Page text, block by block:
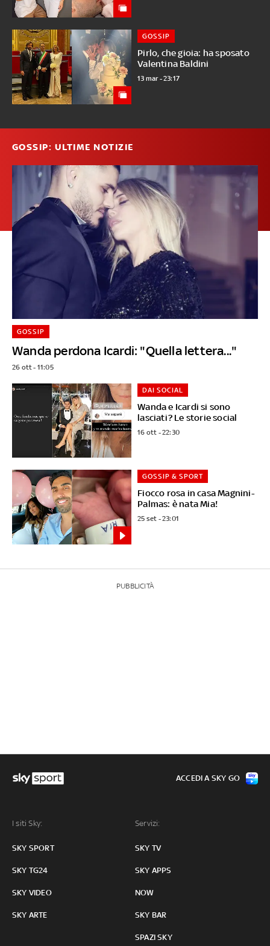
Pirlo, che gioia: ha sposato
Valentina Baldini
GOSSIP
13 mar - 23:17
GOSSIP: ULTIME NOTIZIE
Wanda perdona Icardi: "Quella lettera..."
GOSSIP
26 ott - 11:05
Wanda e Icardi si sono
lasciati? Le storie social
DAI SOCIAL
16 ott - 22:30
Fiocco rosa in casa Magnini-
Palmas: è nata Mia!
GOSSIP & SPORT
25 set - 23:01
PUBBLICITÀ
I siti Sky:
SKY SPORT
SKY TG24
SKY VIDEO
SKY ARTE
Servizi:
SKY TV
SKY APPS
NOW
SKY BAR
SPAZI SKY
ACCEDI A SKY GO